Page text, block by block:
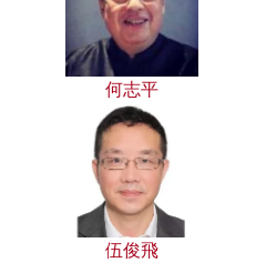
何志平
伍俊飛